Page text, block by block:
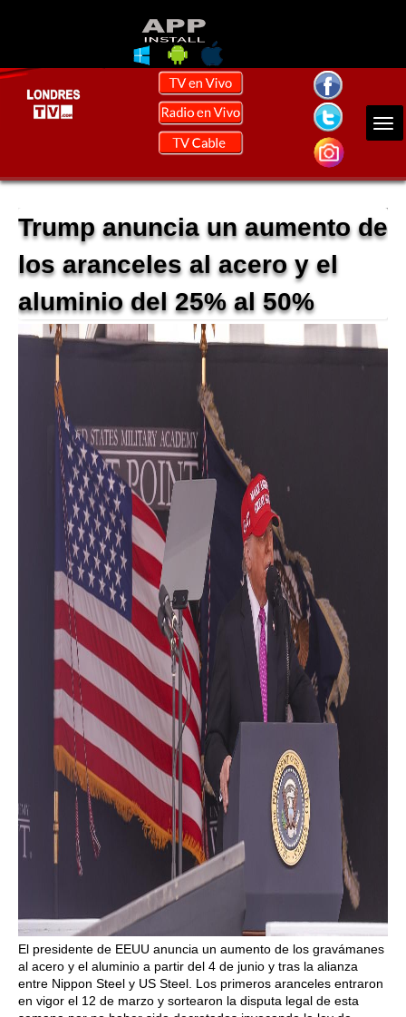
Trump anuncia un aumento de
los aranceles al acero y el
aluminio del 25% al 50%
El presidente de EEUU anuncia un aumento de los gravámanes
al acero y el aluminio a partir del 4 de junio y tras la alianza
entre Nippon Steel y US Steel. Los primeros aranceles entraron
en vigor el 12 de marzo y sortearon la disputa legal de esta